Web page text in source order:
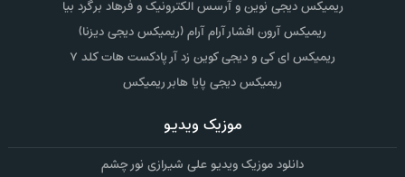
ریمیکس دیجی نوین و آرسس الکترونیک و فرهاد برگرد بیا
ریمیکس آرون افشار آرام آرام (ریمیکس دیجی دیزنا)
ریمیکس ای کی و دیجی کوین زد آر پادکست هات کلد ۷
ریمیکس دیجی پایا هابر ریمیکس
موزیک ویدیو
دانلود موزیک ویدیو علی شیرازی نور چشم